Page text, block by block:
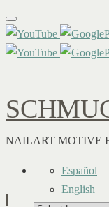
NAILART MOTIVE
Español
English